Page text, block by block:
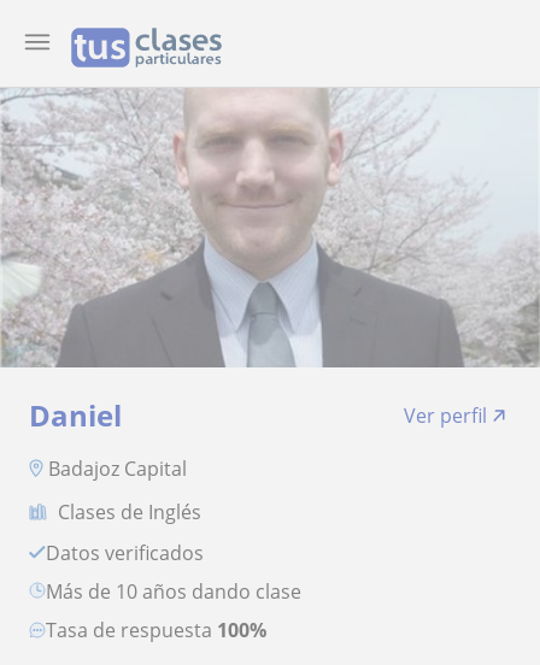
Daniel
Ver perfil
Badajoz Capital
Clases de Inglés
Datos verificados
más de 10 años dando clase
Tasa de respuesta 100%